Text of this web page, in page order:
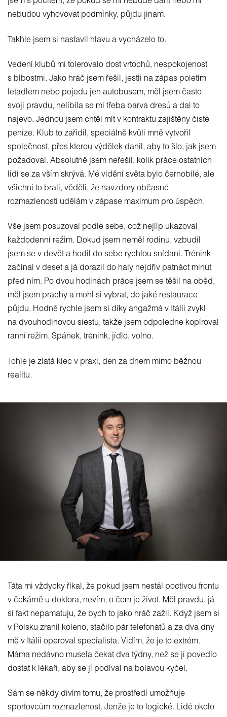
jsem s pocitem, že pokud se mi nebude dařit nebo mi
nebudou vyhovovat podmínky, půjdu jinam.
Takhle jsem si nastavil hlavu a vycházelo to.
Vedení klubů mi tolerovalo dost vrtochů, nespokojenost
s blbostmi. Jako hráč jsem řešil, jestli na zápas poletím
letadlem nebo pojedu jen autobusem, měl jsem často
svoji pravdu, nelíbila se mi třeba barva dresů a dal to
najevo. Jednou jsem chtěl mít v kontraktu zajištěny čisté
peníze. Klub to zařídil, speciálně kvůli mně vytvořil
společnost, přes kterou výdělek danil, aby to šlo, jak jsem
požadoval. Absolutně jsem neřešil, kolik práce ostatních
lidí se za vším skrývá. Mé vidění světa bylo černobílé, ale
všichni to brali, věděli, že navzdory občasné
rozmazlenosti udělám v zápase maximum pro úspěch.
Vše jsem posuzoval podle sebe, což nejlíp ukazoval
každodenní režim. Dokud jsem neměl rodinu, vzbudil
jsem se v devět a hodil do sebe rychlou snídani. Trénink
začínal v deset a já dorazil do haly nejdřív patnáct minut
před ním. Po dvou hodinách práce jsem se těšil na oběd,
měl jsem prachy a mohl si vybrat, do jaké restaurace
půjdu. Hodně rychle jsem si díky angažmá v Itálii zvykl
na dvouhodinovou siestu, takže jsem odpoledne kopíroval
ranní režim. Spánek, trénink, jídlo, volno.
Tohle je zlatá klec v praxi, den za dnem mimo běžnou
realitu.
Táta mi vždycky říkal, že pokud jsem nestál poctivou frontu
v čekárně u doktora, nevím, o čem je život. Měl pravdu, já
si fakt nepamatuju, že bych to jako hráč zažil. Když jsem si
v Polsku zranil koleno, stačilo pár telefonátů a za dva dny
mě v Itálii operoval specialista. Vidím, že je to extrém.
Máma nedávno musela čekat dva týdny, než se jí povedlo
dostat k lékaři, aby se jí podíval na bolavou kyčel.
Sám se někdy divím tomu, že prostředí umožňuje
sportovcům rozmazlenost. Jenže je to logické. Lidé okolo